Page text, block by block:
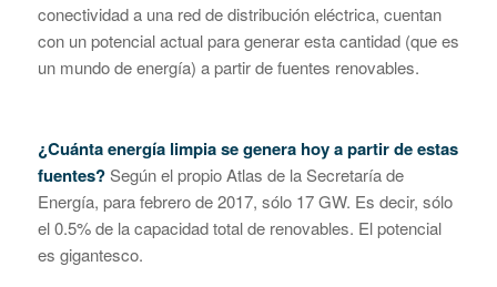
conectividad a una red de distribución eléctrica, cuentan
con un potencial actual para generar esta cantidad (que es
un mundo de energía) a partir de fuentes renovables.
¿Cuánta energía limpia se genera hoy a partir de estas
fuentes?Según el propio Atlas de la Secretaría de
Energía, para febrero de 2017, sólo 17 GW. Es decir, sólo
el 0.5% de la capacidad total de renovables. El potencial
es gigantesco.